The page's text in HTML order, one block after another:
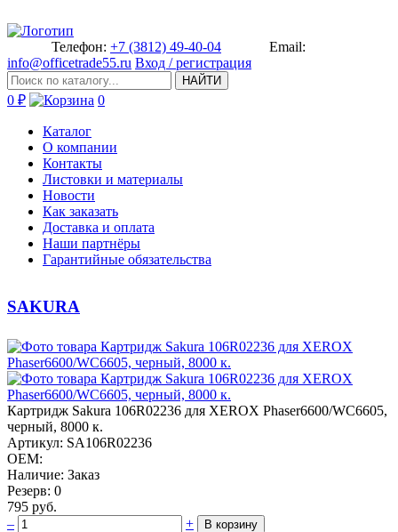
Телефон: +7 (3812) 49-40-04
Email:
info@officetrade55.ru Вход / регистрация
НАЙТИ
0 ₽ 0
Каталог
О компании
Контакты
Листовки и материалы
Новости
Как заказать
Доставка и оплата
Наши партнёры
Гарантийные обязательства
SAKURA
Картридж S­akura 106R02236 для XEROX Phas­er6600/WC6605,
черный, 8000 к.­
Артикул: SA106R02236
OEM:
Наличие: Заказ
Резерв: 0
795 руб.
–
+ В корзину